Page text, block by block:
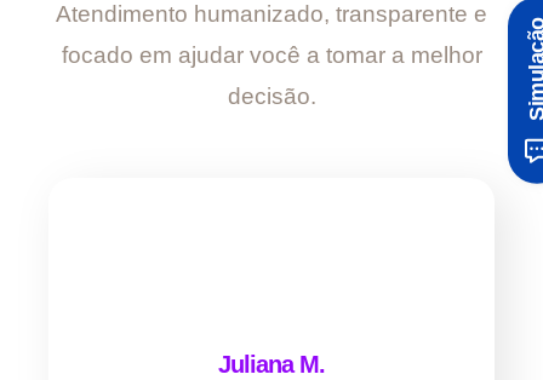
Atendimento humanizado, transparente e
focado em ajudar você a tomar a melhor
decisão.
Juliana M.